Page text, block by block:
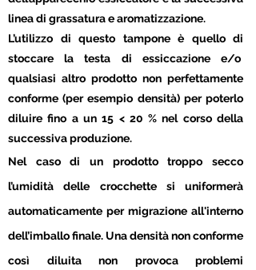
linea di grassatura e aromatizzazione.
L’utilizzo di questo tampone è quello di
stoccare la testa di essiccazione e/o
qualsiasi altro prodotto non perfettamente
conforme (per esempio densità) per poterlo
diluire fino a un 15 < 20 % nel corso della
successiva produzione.
Nel caso di un prodotto troppo secco
l’umidità delle crocchette si uniformerà
automaticamente per migrazione all'interno
dell’imballo finale. Una densità non conforme
così diluita non provoca problemi